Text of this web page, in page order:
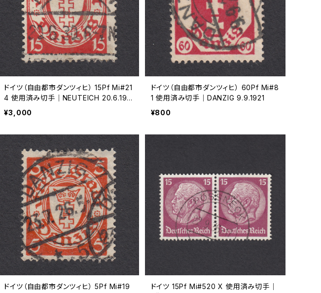
ドイツ（自由都市ダンツィヒ） 15Pf Mi#21
4 使用済み切手｜NEUTEICH 20.6.193
0
¥3,000
ドイツ（自由都市ダンツィヒ） 60Pf Mi#8
1 使用済み切手｜DANZIG 9.9.1921
¥800
ドイツ（自由都市ダンツィヒ） 5Pf Mi#19
ドイツ 15Pf Mi#520 X 使用済み切手｜